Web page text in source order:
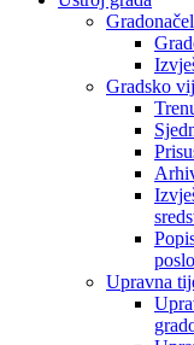
Gradsko
Upravna